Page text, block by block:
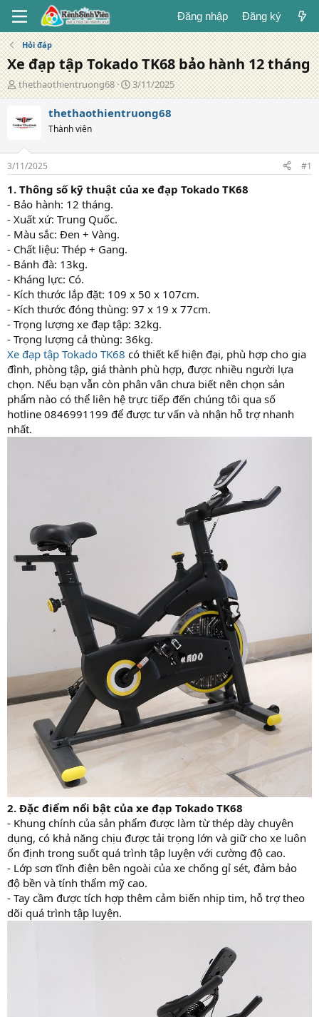
Đăng nhập Đăng ký
Hỏi đáp
Xe đạp tập Tokado TK68 bảo hành 12 tháng
T
á
g
ả
thethaothientruong68
N
g
à
g
3/11/2025
thethaothientruong68
Thành viên
3/11/2025 #1
1. Thông số kỹ thuật của xe đạp Tokado TK68
- Bảo hành: 12 tháng.
- Xuất xứ: Trung Quốc.
- Màu sắc: Đen + Vàng.
- Chất liệu: Thép + Gang.
- Bánh đà: 13kg.
- Kháng lực: Có.
- Kích thước lắp đặt: 109 x 50 x 107cm.
- Kích thước đóng thùng: 97 x 19 x 77cm.
- Trọng lượng xe đạp tập: 32kg.
- Trọng lượng cả thùng: 36kg.
Xe đạp tập Tokado TK68 có thiết kế hiện đại, phù hợp cho gia
đình, phòng tập, giá thành phù hợp, được nhiều người lựa
chọn. Nếu bạn vẫn còn phân vân chưa biết nên chọn sản
phẩm nào có thể liên hệ trực tiếp đến chúng tôi qua số
hotline 0846991199 để được tư vấn và nhận hỗ trợ nhanh
nhất.
2. Đặc điểm nổi bật của xe đạp Tokado TK68
- Khung chính của sản phẩm được làm từ thép dày chuyên
dụng, có khả năng chịu được tải trọng lớn và giữ cho xe luôn
ổn định trong suốt quá trình tập luyện với cường độ cao.
- Lớp sơn tĩnh điện bên ngoài của xe chống gỉ sét, đảm bảo
độ bền và tính thẩm mỹ cao.
- Tay cầm được tích hợp thêm cảm biến nhịp tim, hỗ trợ theo
dõi quá trình tập luyện.